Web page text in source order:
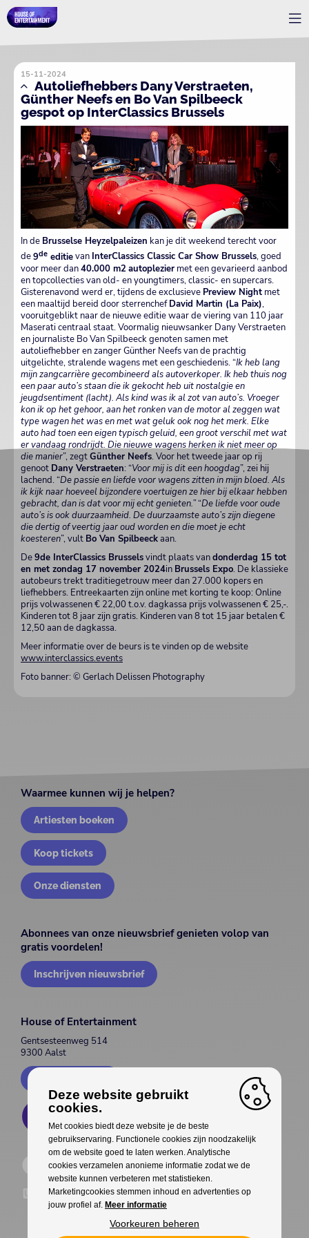
15-11-2024
Autoliefhebbers Dany Verstraeten,
Günther Neefs en Bo Van Spilbeeck
gespot op InterClassics Brussels
In de Brusselse Heyzelpaleizen kan je dit weekend terecht voor
de9de editievan InterClassics Classic Car Show Brussels, goed
voor meer dan40.000 m2autoplezier met een gevarieerd aanbod
en topcollecties van old- en youngtimers, classic- en supercars.
Gisterenavond werd er, tijdens de exclusieve Preview Night met
een maaltijd bereid door sterrenchefDavid Martin (La Paix),
vooruitgeblikt naar de nieuwe editie waar de viering van 110 jaar
Maserati centraal staat. Voormalig nieuwsanker Dany Verstraeten
en journaliste Bo Van Spilbeeck genoten samen met
autoliefhebber en zanger Günther Neefs van de prachtig
uitgelichte, stralende wagens met een geschiedenis. “Ik heb lang
mijn zangcarrière gecombineerd als autoverkoper. Ik heb thuis nog
een paar auto’s staan die ik gekocht heb uit nostalgie en
jeugdsentiment (lacht). Als kind was ik al zot van auto’s. Vroeger
kon ik op het gehoor, aan het ronken van de motor al zeggen wat
type wagen het was en met wat geluk ook nog het merk. Elke
auto had toen een eigen typisch geluid, een groot verschil met wat
er vandaag rondrijdt. Die nieuwe wagens herken ik niet meer op
die manier”, zegtGünther Neefs. Voor het tweede jaar op rij
genoot Dany Verstraeten: “Voor mij is dit een hoogdag”, zei hij
lachend. “De passie en liefde voor wagens zitten in mijn bloed. Als
ik kijk naar hoeveel bijzondere voertuigen ze hier bij elkaar hebben
gebracht, dan is dat voor mij echt genieten.”“De liefde voor oude
auto’s is ook duurzaamheid. De duurzaamste auto’s zijn diegene
die dertig of veertig jaar oud worden en die moet je echt
koesteren”, vult Bo Van Spilbeeckaan.
De9de InterClassics Brusselsvindt plaats vandonderdag 15 tot
en met zondag 17 november 2024in Brussels Expo. De klassieke
autobeurs trekt traditiegetrouw meer dan 27.000 kopers en
liefhebbers. Entreekaarten zijn online met korting te koop: Online
prijs volwassenen € 22,00 t.o.v. dagkassa prijs volwassenen € 25,-.
Kinderen tot 8 jaar zijn gratis. Kinderen van 8 tot 15 jaar betalen €
12,50 aan de dagkassa.
Meer informatie over de beurs is te vinden op de website
www.interclassics.events
Foto banner: © Gerlach Delissen Photography
Waarmee kunnen wij je helpen?
Artiesten boeken
Koop tickets
Onze diensten
Abonnees van onze nieuwsbrief genieten volop van
gratis voordelen!
Inschrijven nieuwsbrief
House of Entertainment
Gentsesteenweg 514
9300 Aalst
Deze website gebruikt
cookies.
Met cookies biedt deze website je de beste
gebruikservaring. Functionele cookies zijn noodzakelijk
om de website goed te laten werken. Analytische
cookies verzamelen anonieme informatie zodat we de
website kunnen verbeteren met statistieken.
Marketingcookies stemmen inhoud en advertenties op
jouw profiel af. Meer informatie
Voorkeuren beheren